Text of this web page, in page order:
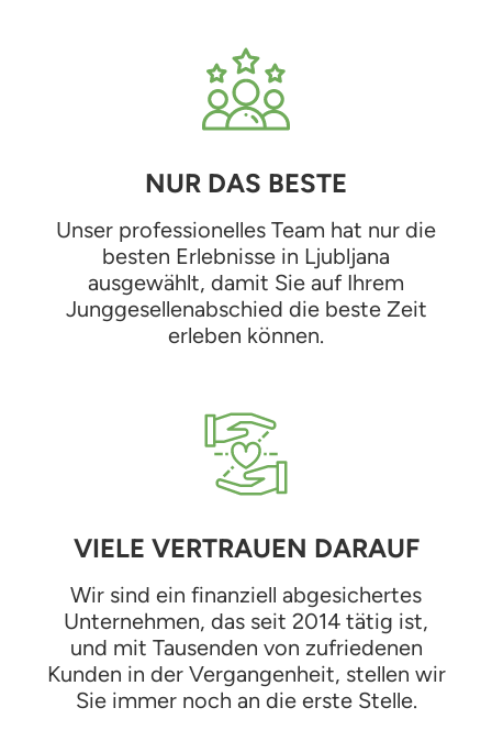
NUR DAS BESTE
Unser professionelles Team hat nur die
besten Erlebnisse in Ljubljana
ausgewählt, damit Sie auf Ihrem
Junggesellenabschied die beste Zeit
erleben können.
VIELE VERTRAUEN DARAUF
Wir sind ein finanziell abgesichertes
Unternehmen, das seit 2014 tätig ist,
und mit Tausenden von zufriedenen
Kunden in der Vergangenheit, stellen wir
Sie immer noch an die erste Stelle.